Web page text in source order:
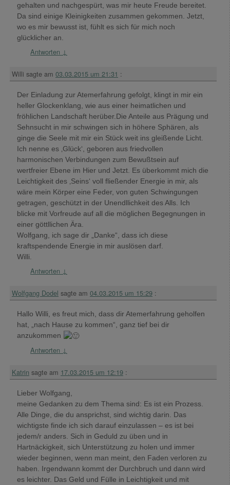
gehalten und nachgespürt, was mir heute Freude bereitet.
Da sind einige Kleinigkeiten zusammen gekommen. Jetzt,
wo es mir bewusst ist, fühlt es sich für mich noch
glücklicher an.
Antworten ↓
Willi sagte am 03.03.2015 um 21:31 :
Der Einladung zur Atemerfahrung gefolgt, klingt in mir ein
heller Glockenklang, wie aus einer heimatlichen und
fröhlichen Landschaft herüber.Die Anteile aus Prägung und
Sehnsucht in mir schwingen sich in höhere Sphären, als
ginge die Seele mit mir ein Stück weit ins gleißende Licht.
Ich nenne es ‚Glück‘, geboren aus friedvollen
harmonischen Verbindungen zum Bewußtsein auf
wertfreier Ebene im Hier und Jetzt. Es überkommt mich die
Leichtigkeit des ‚Seins‘ voll fließender Energie in mir, als
wäre mein Körper eine Feder, von guten Schwingungen
getragen, geschützt in der Unendllichkeit des Alls. Ich
blicke mit Vorfreude auf all die möglichen Begegnungen in
einer göttllichen Ära.
Wolfgang, ich sage dir „Danke“, dass ich diese
kraftspendende Energie in mir auslösen darf.
Willi.
Antworten ↓
Wolfgang Dodel sagte am 04.03.2015 um 15:29 :
Hallo Willi, es freut mich, dass dir Atemerfahrung geholfen
hat, „nach Hause zu kommen“, ganz tief bei dir
anzukommen
Antworten ↓
Katrin sagte am 17.03.2015 um 12:19 :
Lieber Wolfgang,
meine Gedanken zu dem Thema sind: Es ist ein Prozess.
Alle Dinge, die du ansprichst, sind wichtig darin. Das
wichtigste finde ich sich darauf einzulassen – es ist bei
jedem/r anders. Sich in Geduld zu üben und in
Hartnäckigkeit, sich Unterstützung zu holen und immer
wieder beginnen, wenn man meint, den Faden verloren zu
haben. Irgendwann kommt der Durchbruch und dann wird
es leichter. Das Geld und Fülle in Leichtigkeit und mit